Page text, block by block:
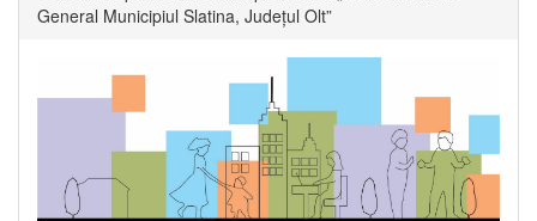
General Municipiul Slatina, Județul Olt”